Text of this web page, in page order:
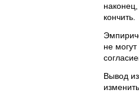
кончить.
не
Вывод